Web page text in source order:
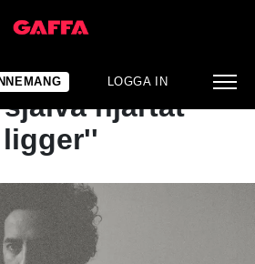
LOGGA IN
NYHET
hjärtat
ligger''